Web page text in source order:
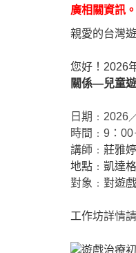
廣相關資訊。
親愛的台灣
您好！2026
關係—兒童
日期﹕2026
時間﹕9：
講師﹕ 莊雅
地點﹕凱達
對象﹕ 對遊戲
工作坊詳情